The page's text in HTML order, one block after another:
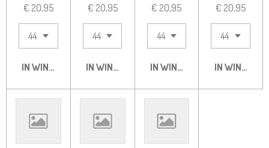
€ 20,95
IN WINKELWAGEN
€ 20,95
IN WINKELWAGEN
€ 20,95
IN WINKELWAGEN
€ 20,95
IN